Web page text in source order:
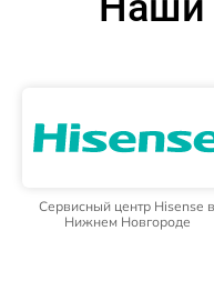
Сервисный центр Hisense в
Нижнем Новгороде